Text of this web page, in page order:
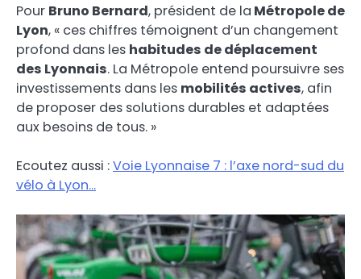
Pour Bruno Bernard, président de la Métropole de
Lyon, « ces chiffres témoignent d’un changement
profond dans les habitudes de déplacement
des Lyonnais. La Métropole entend poursuivre ses
investissements dans les mobilités actives, afin
de proposer des solutions durables et adaptées
aux besoins de tous. »
Ecoutez aussi :Voie Lyonnaise 7 : l’axe nord-sud du
vélo à Lyon…